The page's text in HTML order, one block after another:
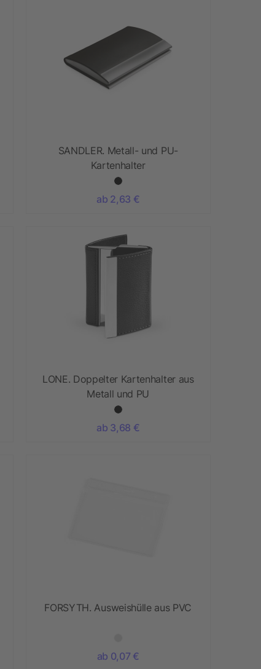
SANDLER. Metall- und PU-
Kartenhalter
ab 2,63 €
LONE. Doppelter Kartenhalter aus
Metall und PU
ab 3,68 €
FORSYTH. Ausweishülle aus PVC
ab 0,07 €